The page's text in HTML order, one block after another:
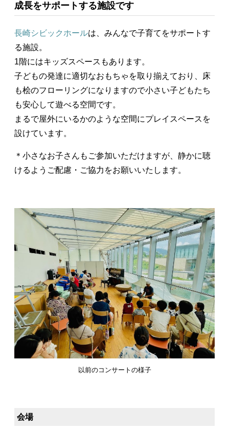
成長をサポートする施設です
長崎シビックホールは、みんなで子育てをサポートす
る施設。
1階にはキッズスペースもあります。
子どもの発達に適切なおもちゃを取り揃えており、床
も桧のフローリングになりますので小さい子どもたち
も安心して遊べる空間です。
まるで屋外にいるかのような空間にプレイスペースを
設けています。
＊小さなお子さんもご参加いただけますが、静かに聴
けるようご配慮・ご協力をお願いいたします。
以前のコンサートの様子
会場